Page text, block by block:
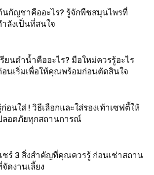
นกัญชาคืออะไร? รู้จักพืชสมุนไพรที่
ำลังเป็นที่สนใจ
รียนดำน้ำคืออะไร? มือใหม่ควรรู้อะไร
อนเริ่มเพื่อให้คุณพร้อมก่อนตัดสินใจ
ก่อนใส่ ! วิธีเลือกและใส่รองเท้าเซฟตี้ให้
ลอดภัยทุกสถานการณ์
ชร์ 3 สิ่งสำคัญที่คุณควรรู้ ก่อนเช่าสถาน
จัดงานเลี้ยง